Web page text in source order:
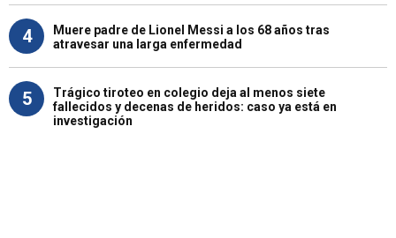
4
Muere padre de Lionel Messi a los 68 años tras
atravesar una larga enfermedad
5
Trágico tiroteo en colegio deja al menos siete
fallecidos y decenas de heridos: caso ya está en
investigación